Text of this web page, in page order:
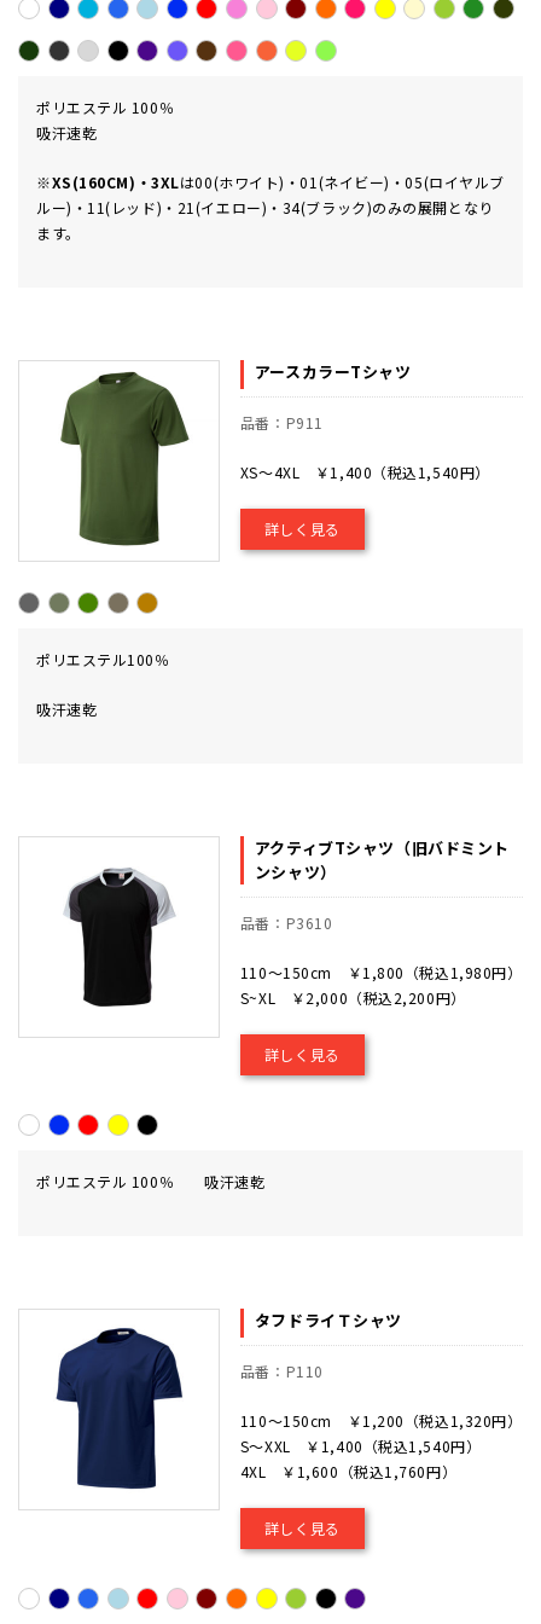
ポリエステル 100％
吸汗速乾
※XS(160CM)・3XLは00(ホワイト)・01(ネイビー)・05(ロイヤルブ
ルー)・11(レッド)・21(イエロー)・34(ブラック)のみの展開となり
ます。
アースカラーTシャツ
品番：P911
XS～4XL ￥1,400（税込1,540円）
詳しく見る
ポリエステル100％
吸汗速乾
アクティブTシャツ（旧バドミント
ンシャツ）
品番：P3610
110～150cm ￥1,800（税込1,980円）
S~XL ￥2,000（税込2,200円）
詳しく見る
ポリエステル 100％ 吸汗速乾
タフドライＴシャツ
品番：P110
110～150cm ￥1,200（税込1,320円）
S～XXL ￥1,400（税込1,540円）
4XL ￥1,600（税込1,760円）
詳しく見る